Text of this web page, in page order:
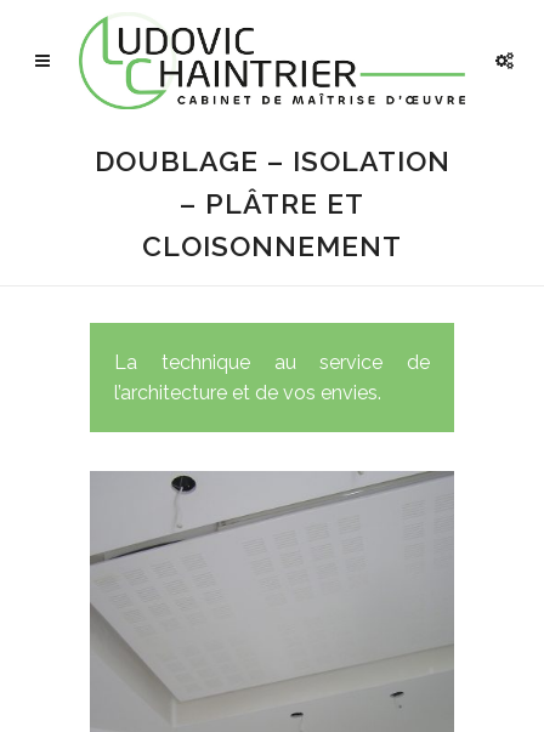
DOUBLAGE – ISOLATION
– PLÂTRE ET
CLOISONNEMENT
La technique au service de
l’architecture et de vos envies.